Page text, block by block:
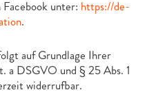
unter: https://de-
.
auf Grundlage Ihrer
a DSGVO und § 25 Abs. 1
widerrufbar.